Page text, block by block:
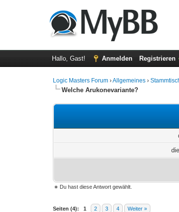
Hallo, Gast! Anmelden Registrieren
Logic Masters Forum ›Allgemeines ›
Welche Arukonevariante?
∗ Du hast diese Antwort gewählt.
Seiten (4): 1 2 3 4 Weiter »
0 Bewertung(en) - 0 im Durchschnitt
1
2
3
4
5